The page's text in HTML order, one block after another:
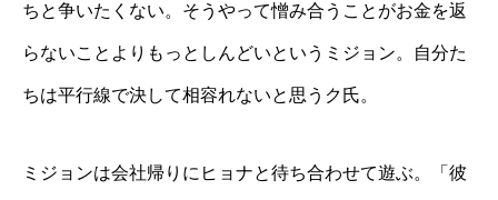
ちと争いたくない。そうやって憎み合うことがお金を返
らないことよりもっとしんどいというミジョン。自分た
ちは平行線で決して相容れないと思うク氏。
ミジョンは会社帰りにヒョナと待ち合わせて遊ぶ。「彼